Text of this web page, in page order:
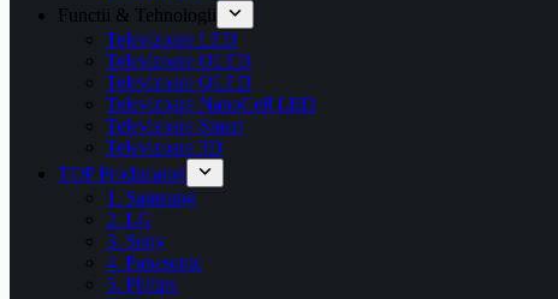
Functii & Tehnologii
Televizoare LED
Televizoare OLED
Televizoare QLED
Televizoare NanoCell LED
Televizoare Smart
Televizoare 3D
TOP Producatori
1. Samsung
2. LG
3. Sony
4. Panasonic
5. Philips